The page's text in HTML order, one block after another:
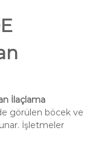
İlaçlama
görülen böcek ve
İşletmeler